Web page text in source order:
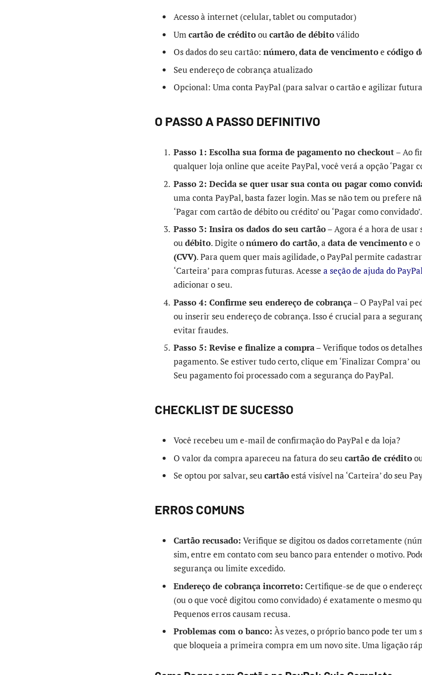
Acesso à internet (celular, tablet ou computador)
Umcartão de créditooucartão de débitoválido
Os dados do seu cartão: número,data de vencimentoe código
Seu endereço de cobrança atualizado
Opcional: Uma conta PayPal (para salvar o cartão e agilizar
O PASSO A PASSO DEFINITIVO
Passo 1: Escolha sua forma de pagamento no checkout– Ao
qualquer loja online que aceite PayPal, você verá a opção ‘Pagar
Passo 2: Decida se quer usar sua conta ou pagar como
uma conta PayPal, basta fazer login. Mas se não tem ou prefere
‘Pagar com cartão de débito ou crédito’ ou ‘Pagar como
Passo 3: Insira os dados do seu cartão– Agora é a hora de usar
oudébito. Digite onúmero do cartão, a data de vencimentoe o
(CVV). Para quem quer mais agilidade, o PayPal permite
‘Carteira’ para compras futuras. Acesse a seção de ajuda do
adicionar o seu.
Passo 4: Confirme seu endereço de cobrança– O PayPal vai
ou inserir seu endereço de cobrança. Isso é crucial para a
evitar fraudes.
Passo 5: Revise e finalize a compra– Verifique todos os
pagamento. Se estiver tudo certo, clique em ‘Finalizar Compra’ ou
Seu pagamento foi processado com a segurança do PayPal.
CHECKLIST DE SUCESSO
Você recebeu um e-mail de confirmação do PayPal e da loja?
O valor da compra apareceu na fatura do seucartão de crédito
Se optou por salvar, seucartãoestá visível na ‘Carteira’ do seu
ERROS COMUNS
Cartão recusado: Verifique se digitou os dados corretamente
sim, entre em contato com seu banco para entender o motivo.
segurança ou limite excedido.
Endereço de cobrança incorreto: Certifique-se de que o
(ou o que você digitou como convidado) é exatamente o mesmo
Pequenos erros causam recusa.
Problemas com o banco: Às vezes, o próprio banco pode ter um
que bloqueia a primeira compra em um novo site. Uma ligação